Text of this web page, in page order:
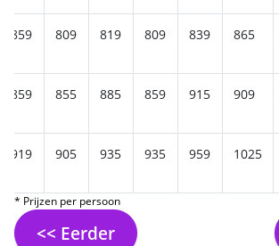
859 809 819 809 839 865
859 855 885 859 915 909
919 905 935 935 959 1025
* Prijzen per persoon
<< Eerder